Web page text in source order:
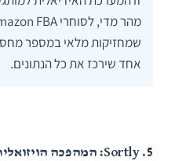
שמחזיקות מלאי במספר
אחד שירכז את כל הנתונים.
5. Sortly: המהפכה הויזואלית לעסקים קטנים ולניהול ציוד